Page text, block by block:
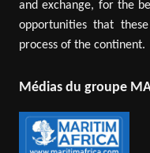
and exchange, for the
opportunities that
process of the continent.
Médias du groupe